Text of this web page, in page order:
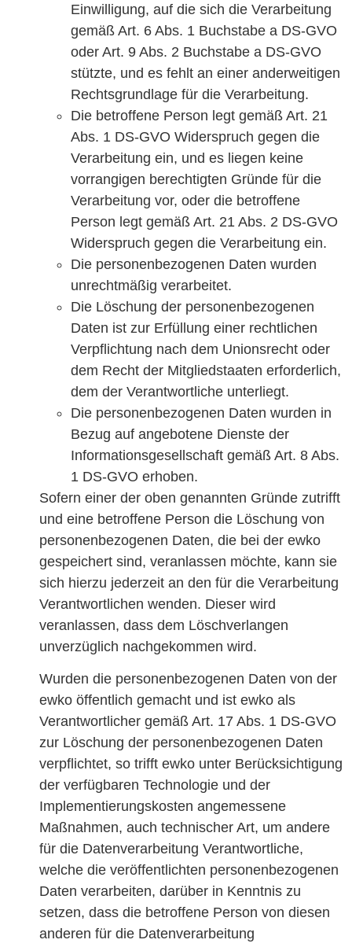
Einwilligung, auf die sich die Verarbeitung
gemäß Art. 6 Abs. 1 Buchstabe a DS-GVO
oder Art. 9 Abs. 2 Buchstabe a DS-GVO
stützte, und es fehlt an einer anderweitigen
Rechtsgrundlage für die Verarbeitung.
Die betroffene Person legt gemäß Art. 21
Abs. 1 DS-GVO Widerspruch gegen die
Verarbeitung ein, und es liegen keine
vorrangigen berechtigten Gründe für die
Verarbeitung vor, oder die betroffene
Person legt gemäß Art. 21 Abs. 2 DS-GVO
Widerspruch gegen die Verarbeitung ein.
Die personenbezogenen Daten wurden
unrechtmäßig verarbeitet.
Die Löschung der personenbezogenen
Daten ist zur Erfüllung einer rechtlichen
Verpflichtung nach dem Unionsrecht oder
dem Recht der Mitgliedstaaten erforderlich,
dem der Verantwortliche unterliegt.
Die personenbezogenen Daten wurden in
Bezug auf angebotene Dienste der
Informationsgesellschaft gemäß Art. 8 Abs.
1 DS-GVO erhoben.
Sofern einer der oben genannten Gründe zutrifft
und eine betroffene Person die Löschung von
personenbezogenen Daten, die bei der ewko
gespeichert sind, veranlassen möchte, kann sie
sich hierzu jederzeit an den für die Verarbeitung
Verantwortlichen wenden. Dieser wird
veranlassen, dass dem Löschverlangen
unverzüglich nachgekommen wird.
Wurden die personenbezogenen Daten von der
ewko öffentlich gemacht und ist ewko als
Verantwortlicher gemäß Art. 17 Abs. 1 DS-GVO
zur Löschung der personenbezogenen Daten
verpflichtet, so trifft ewko unter Berücksichtigung
der verfügbaren Technologie und der
Implementierungskosten angemessene
Maßnahmen, auch technischer Art, um andere
für die Datenverarbeitung Verantwortliche,
welche die veröffentlichten personenbezogenen
Daten verarbeiten, darüber in Kenntnis zu
setzen, dass die betroffene Person von diesen
anderen für die Datenverarbeitung